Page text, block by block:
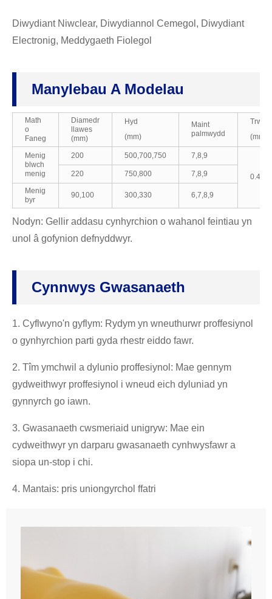
Diwydiant Niwclear, Diwydiannol Cemegol, Diwydiant
Electronig, Meddygaeth Fiolegol
Manylebau A Modelau
Math
o
Faneg
Diamedr
llawes
(mm)
Hyd
(mm)
Maint
palmwydd
Trwch
(mm)
Menig
blwch
menig
200 500,700,750 7,8,9
220 750,800
7,8,9
Menig
byr
90,100 300,330 6,7,8,9
Nodyn: Gellir addasu cynhyrchion o wahanol feintiau yn
unol â gofynion defnyddwyr.
Cynnwys Gwasanaeth
1. Cyflwyno'n gyflym: Rydym yn wneuthurwr proffesiynol
o gynhyrchion parti gyda rhestr eiddo fawr.
2. Tîm ymchwil a dylunio proffesiynol: Mae gennym
gydweithwyr proffesiynol i wneud eich dyluniad yn
gynnyrch go iawn.
3. Gwasanaeth cwsmeriaid unigryw: Mae ein
cydweithwyr yn darparu gwasanaeth cynhwysfawr a
siopa un-stop i chi.
4. Mantais: pris uniongyrchol ffatri